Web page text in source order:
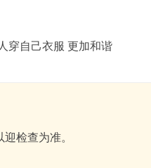
穿自己衣服 更加和谐
检查为准。